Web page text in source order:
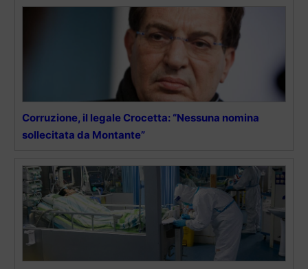
Corruzione, il legale Crocetta: “Nessuna nomina
sollecitata da Montante”